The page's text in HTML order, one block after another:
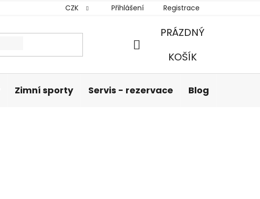
CZK Přihlášení Registrace
NÁKUPNÍ
PRÁZDNÝ
KOŠÍK
Zimní sporty Servis - rezervace Blog